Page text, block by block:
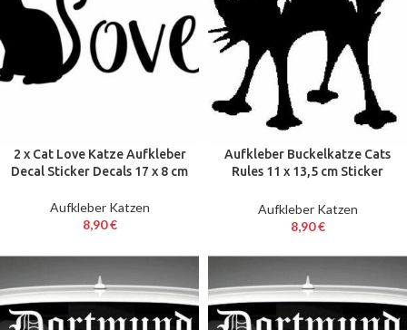
2 x Cat Love Katze Aufkleber
Decal Sticker Decals 17 x 8 cm
Aufkleber Katzen
8,90€
Aufkleber Buckelkatze Cats
Rules 11 x 13,5 cm Sticker
Aufkleber Katzen
8,90€